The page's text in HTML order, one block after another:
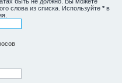
слова из списка. Используйте * в